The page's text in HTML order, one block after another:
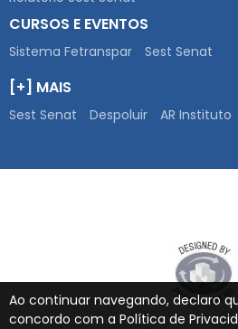
CURSOS E EVENTOS
Sistema Fetranspar Sest Senat
[+] MAIS
Sest Senat Despoluir AR Instituto
Ao continuar navegando, declaro
concordo com a Política de